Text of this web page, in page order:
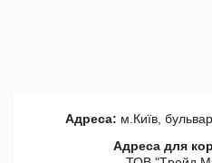
Адреса: м.Київ,
Адреса для